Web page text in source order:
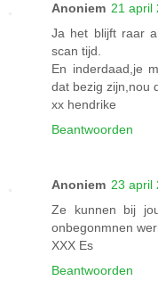
Anoniem 21 april
Ja het blijft raar
scan tijd.
En inderdaad,je
dat bezig zijn,nou
xx hendrike
Beantwoorden
Anoniem 23 april
Ze kunnen bij
onbegonmnen
XXX Es
Beantwoorden